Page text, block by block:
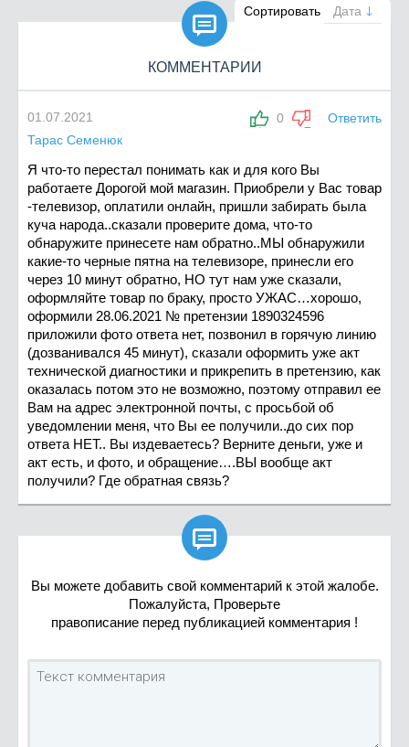
Сортировать Дата

КОММЕНТАРИИ
0 Ответить
01.07.2021
Тарас Семенюк
Я что-то перестал понимать как и для кого Вы
работаете Дорогой мой магазин. Приобрели у Вас товар
-телевизор, оплатили онлайн, пришли забирать была
куча народа..сказали проверите дома, что-то
обнаружите принесете нам обратно..МЫ обнаружили
какие-то черные пятна на телевизоре, принесли его
через 10 минут обратно, НО тут нам уже сказали,
оформляйте товар по браку, просто УЖАС…хорошо,
оформили 28.06.2021 № претензии 1890324596
приложили фото ответа нет, позвонил в горячую линию
(дозванивался 45 минут), сказали оформить уже акт
технической диагностики и прикрепить в претензию, как
оказалась потом это не возможно, поэтому отправил ее
Вам на адрес электронной почты, с просьбой об
уведомлении меня, что Вы ее получили..до сих пор
ответа НЕТ.. Вы издеваетесь? Верните деньги, уже и
акт есть, и фото, и обращение….ВЫ вообще акт
получили? Где обратная связь?

Вы можете добавить свой комментарий к этой жалобе.
Пожалуйста, Проверьте
правописание перед публикацией комментария !